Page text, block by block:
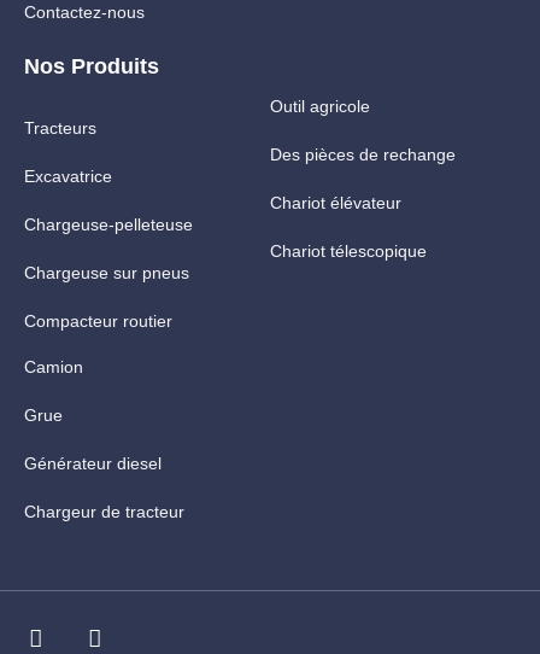
Contactez-nous
Nos Produits
Tracteurs
Excavatrice
Chargeuse-pelleteuse
Chargeuse sur pneus
Compacteur routier
Outil agricole
Des pièces de rechange
Chariot élévateur
Chariot télescopique
Camion
Grue
Générateur diesel
Chargeur de tracteur